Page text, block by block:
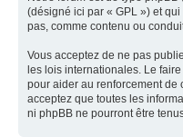
(désigné ici par « GPL ») et
pas, comme contenu ou
Vous acceptez de ne pas
les lois internationales. Le
pour aider au renforcement de
acceptez que toutes les
ni phpBB ne pourront être